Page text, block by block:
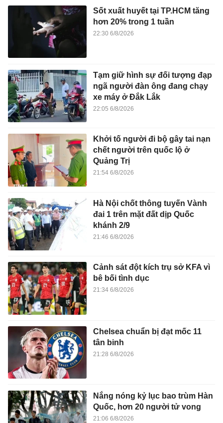
Sốt xuất huyết tại TP.HCM tăng
hơn 20% trong 1 tuần
22:30 6/8/2026
Tạm giữ hình sự đối tượng đạp
ngã người đàn ông đang chạy
xe máy ở Đắk Lắk
22:05 6/8/2026
Khởi tố người đi bộ gây tai nạn
chết người trên quốc lộ ở
Quảng Trị
21:54 6/8/2026
Hà Nội chốt thông tuyến Vành
đai 1 trên mặt đất dịp Quốc
khánh 2/9
21:46 6/8/2026
Cảnh sát đột kích trụ sở KFA vì
bê bối tình dục
21:34 6/8/2026
Chelsea chuẩn bị đạt mốc 11
tân binh
21:28 6/8/2026
Nắng nóng kỷ lục bao trùm Hàn
Quốc, hơn 20 người tử vong
21:06 6/8/2026